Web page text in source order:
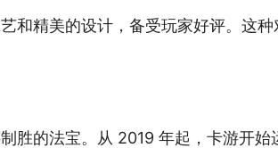
和精美的设计，备受玩家好评。这
胜的法宝。从 2019 年起，卡游开始